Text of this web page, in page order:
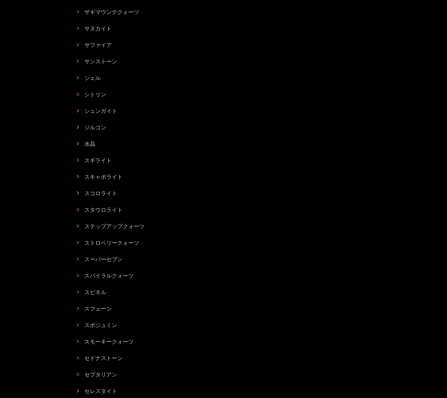
ザギマウンテクォーツ
サヌカイト
サファイア
サンストーン
シェル
シトリン
シュンガイト
ジルコン
水晶
スギライト
スキャポライト
スコロライト
スタウロライト
ステップアップクォーツ
ストロベリークォーツ
スーパーセブン
スパイラルクォーツ
スピネル
スフェーン
スポジュミン
スモーキークォーツ
セドナストーン
セプタリアン
セレスタイト